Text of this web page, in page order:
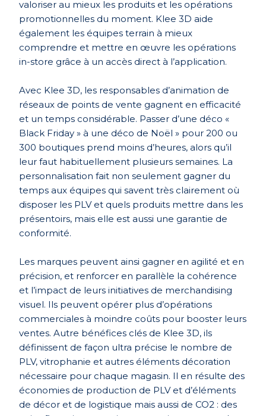
valoriser au mieux les produits et les opérations
promotionnelles du moment. Klee 3D aide
également les équipes terrain à mieux
comprendre et mettre en œuvre les opérations
in-store grâce à un accès direct à l’application.
Avec Klee 3D, les responsables d’animation de
réseaux de points de vente gagnent en efficacité
et un temps considérable. Passer d’une déco «
Black Friday » à une déco de Noël » pour 200 ou
300 boutiques prend moins d’heures, alors qu’il
leur faut habituellement plusieurs semaines. La
personnalisation fait non seulement gagner du
temps aux équipes qui savent très clairement où
disposer les PLV et quels produits mettre dans les
présentoirs, mais elle est aussi une garantie de
conformité.
Les marques peuvent ainsi gagner en agilité et en
précision, et renforcer en parallèle la cohérence
et l’impact de leurs initiatives de merchandising
visuel. Ils peuvent opérer plus d’opérations
commerciales à moindre coûts pour booster leurs
ventes. Autre bénéfices clés de Klee 3D, ils
définissent de façon ultra précise le nombre de
PLV, vitrophanie et autres éléments décoration
nécessaire pour chaque magasin. Il en résulte des
économies de production de PLV et d’éléments
de décor et de logistique mais aussi de CO2 : des